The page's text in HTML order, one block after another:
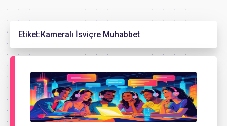
Etiket:Kameralı İsviçre Muhabbet